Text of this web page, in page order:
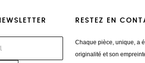
RESTEZ EN
Chaque pièce, unique, a
originalité et son